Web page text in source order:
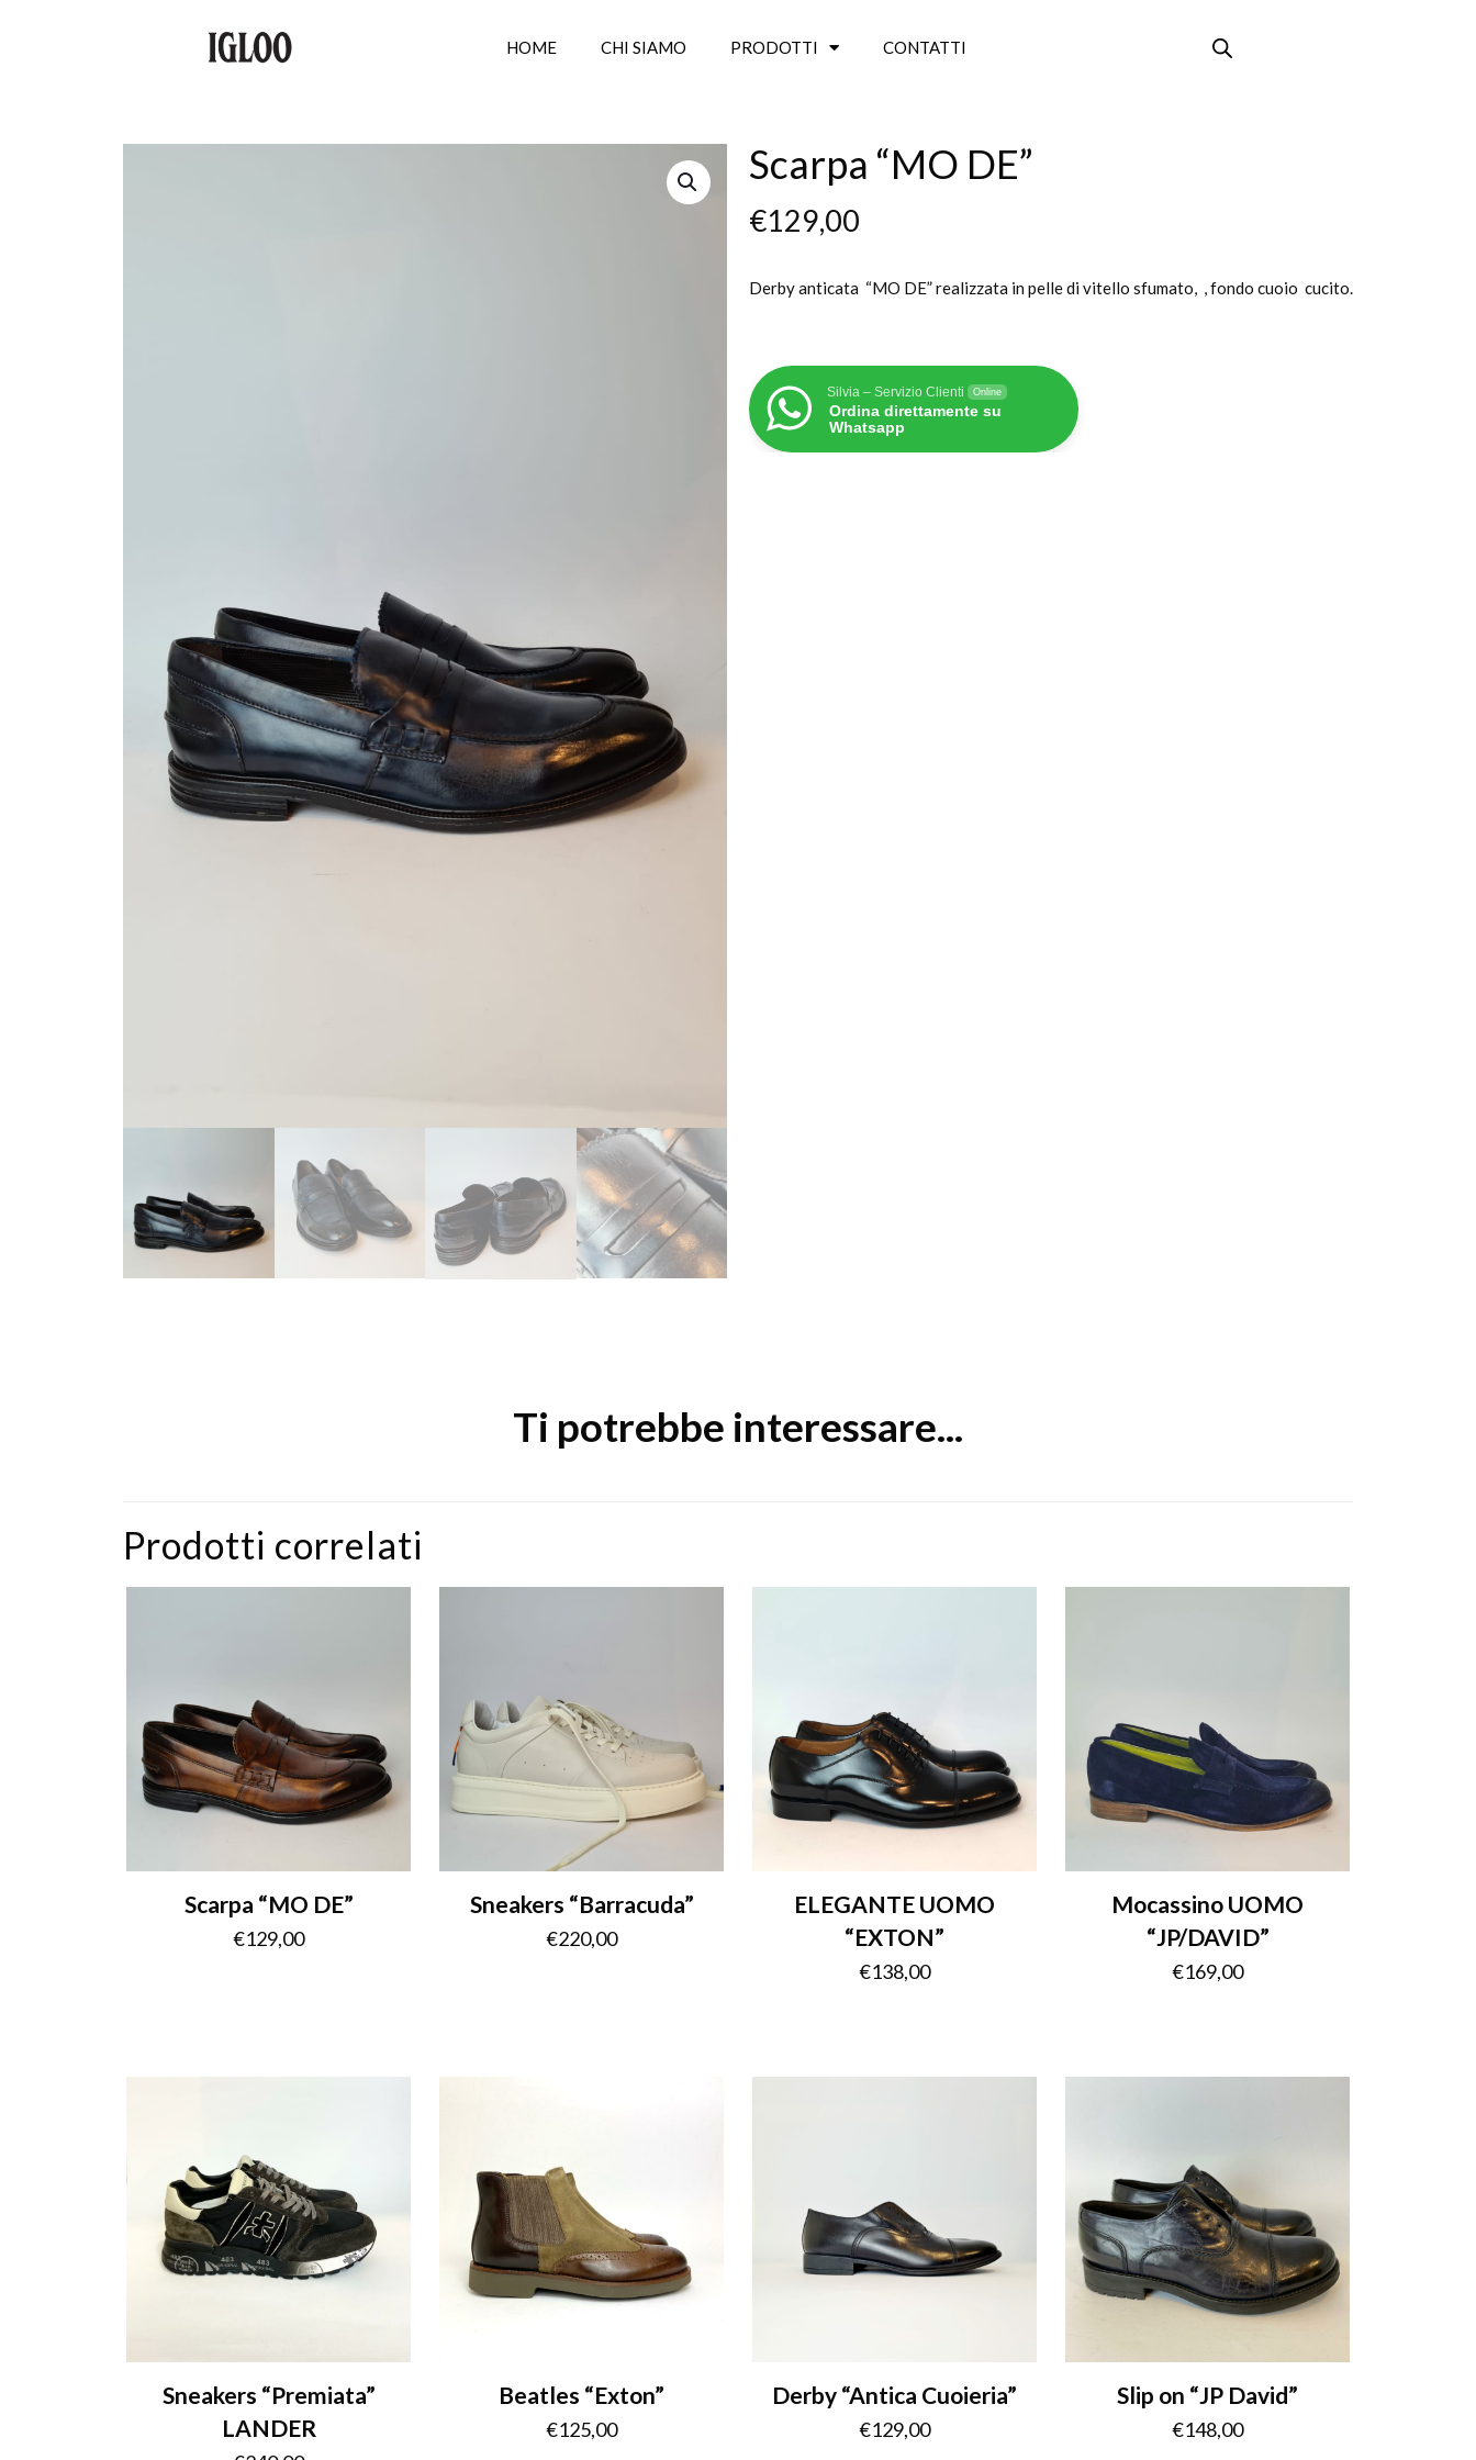
HOME CHI SIAMO PRODOTTI CONTATTI
Scarpa “MO DE”
€129,00
Derby anticata “MO DE” realizzata in pelle di vitello sfumato, , fondo cuoio cucito.
Silvia – Servizio Clienti Online
Ordina direttamente su
Whatsapp
Ti potrebbe interessare...
Prodotti correlati
Scarpa “MO DE”
€129,00
Sneakers “Barracuda”
€220,00
ELEGANTE UOMO
“EXTON”
€138,00
Mocassino UOMO
“JP/DAVID”
€169,00
Sneakers “Premiata”
LANDER
Beatles “Exton”
€125,00
Derby “Antica Cuoieria”
€129,00
Slip on “JP David”
€148,00